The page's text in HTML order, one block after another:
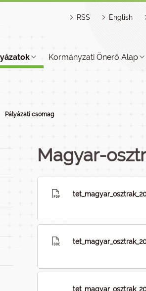
RSS English
Kormányzati Önerő Alap
Pályázati csomag
Magyar-